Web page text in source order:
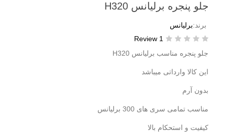
جلو پنجره برلیانس H320
برند:برلیانس
1 Review
جلو پنجره مناسب برلیانس H320
این کالا وارداتی میباشد
بدون آرم
مناسب تمامی سری های 300 برلیانس
کیفیت و استحکام بالا